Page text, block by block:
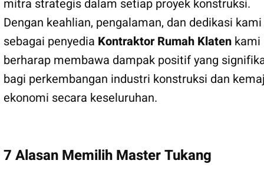
mitra strategis dalam setiap proyek konstruksi.
Dengan keahlian, pengalaman, dan dedikasi kami
sebagai penyedia Kontraktor Rumah Klaten kami
berharap membawa dampak positif yang
bagi perkembangan industri konstruksi dan
ekonomi secara keseluruhan.
7 Alasan Memilih Master Tukang